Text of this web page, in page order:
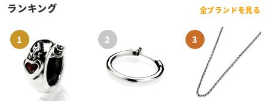
ランキング 全ブランドを見る